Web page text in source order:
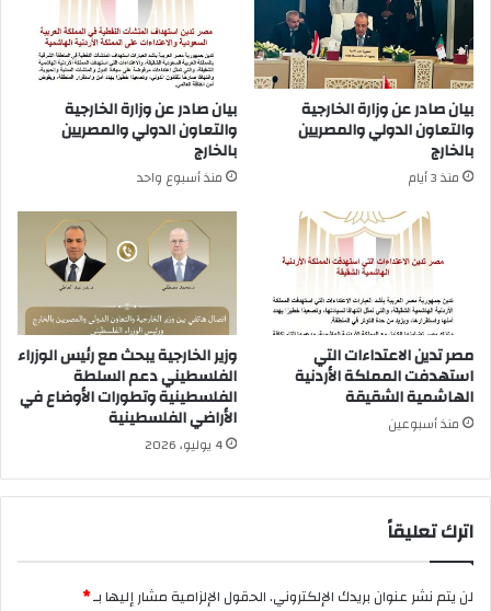
بيان صادر عن وزارة الخارجية
والتعاون الدولي والمصريين
بالخارج
منذ 3 أيام
بيان صادر عن وزارة الخارجية
والتعاون الدولي والمصريين
بالخارج
منذ أسبوع واحد
مصر تدين الاعتداءات التي
استهدفت المملكة الأردنية
الهاشمية الشقيقة
منذ أسبوعين
وزير الخارجية يبحث مع رئيس الوزراء
الفلسطيني دعم السلطة
الفلسطينية وتطورات الأوضاع في
الأراضي الفلسطينية
4 يوليو، 2026
اترك تعليقاً
لن يتم نشر عنوان بريدك الإلكتروني.الحقول الإلزامية مشار إليها بـ*